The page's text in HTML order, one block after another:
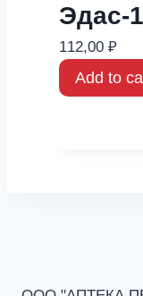
Эдас-
112,00 ₽
Add to